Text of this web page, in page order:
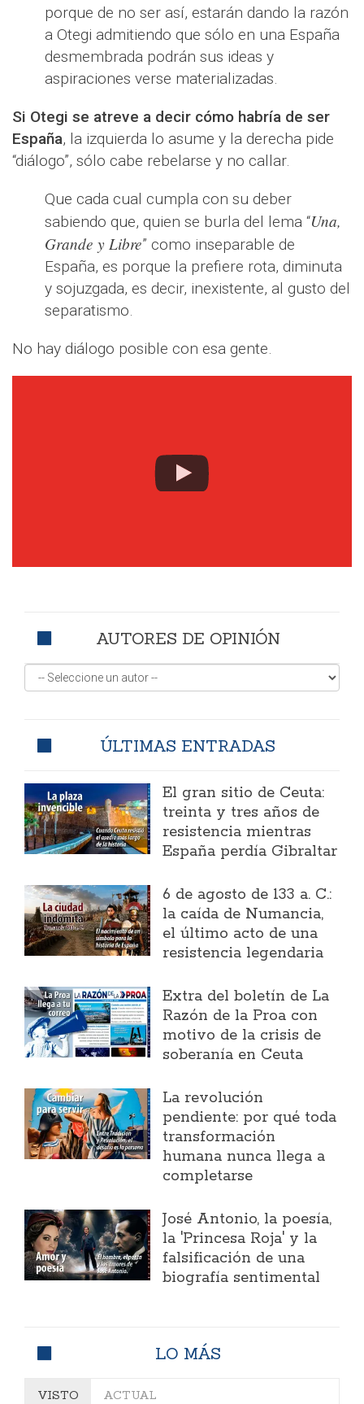
porque de no ser así, estarán dando la razón
a Otegi admitiendo que sólo en una España
desmembrada podrán sus ideas y
aspiraciones verse materializadas.
Si Otegi se atreve a decir cómo habría de ser
España, la izquierda lo asume y la derecha pide
“diálogo”, sólo cabe rebelarse y no callar.
Que cada cual cumpla con su deber
sabiendo que, quien se burla del lema “Una,
Grande y Libre” como inseparable de
España, es porque la prefiere rota, diminuta
y sojuzgada, es decir, inexistente, al gusto del
separatismo.
No hay diálogo posible con esa gente.
AUTORES DE OPINIÓN
ÚLTIMAS ENTRADAS
El gran sitio de Ceuta:
treinta y tres años de
resistencia mientras
España perdía Gibraltar
6 de agosto de 133 a. C.:
la caída de Numancia,
el último acto de una
resistencia legendaria
Extra del boletín de La
Razón de la Proa con
motivo de la crisis de
soberanía en Ceuta
La revolución
pendiente: por qué toda
transformación
humana nunca llega a
completarse
José Antonio, la poesía,
la 'Princesa Roja' y la
falsificación de una
biografía sentimental
LO MÁS
VISTO ACTUAL